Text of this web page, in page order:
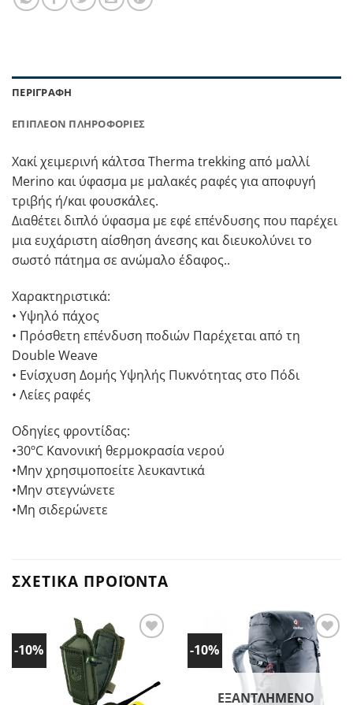
ΠΕΡΙΓΡΑΦΉ
ΕΠΙΠΛΈΟΝ ΠΛΗΡΟΦΟΡΊΕΣ
Χακί χειμερινή κάλτσα Therma trekking από μαλλί
Merino και ύφασμα με μαλακές ραφές για αποφυγή
τριβής ή/και φουσκάλες.
Διαθέτει διπλό ύφασμα με εφέ επένδυσης που παρέχει
μια ευχάριστη αίσθηση άνεσης και διευκολύνει το
σωστό πάτημα σε ανώμαλο έδαφος..
Χαρακτηριστικά:
• Υψηλό πάχος
• Πρόσθετη επένδυση ποδιών Παρέχεται από τη
Double Weave
• Ενίσχυση Δομής Υψηλής Πυκνότητας στο Πόδι
• Λείες ραφές
Οδηγίες φροντίδας:
•30ºC Κανονική θερμοκρασία νερού
•Μην χρησιμοποείτε λευκαντικά
•Μην στεγνώνετε
•Μη σιδερώνετε
ΣΧΕΤΙΚΆ ΠΡΟΪΌΝΤΑ
-10%
Προσθήκη
Αγαπημένα!
-10%
Προσθήκη
στα
Αγαπημένα!
ΕΞΑΝΤΛΗΜΈΝΟ